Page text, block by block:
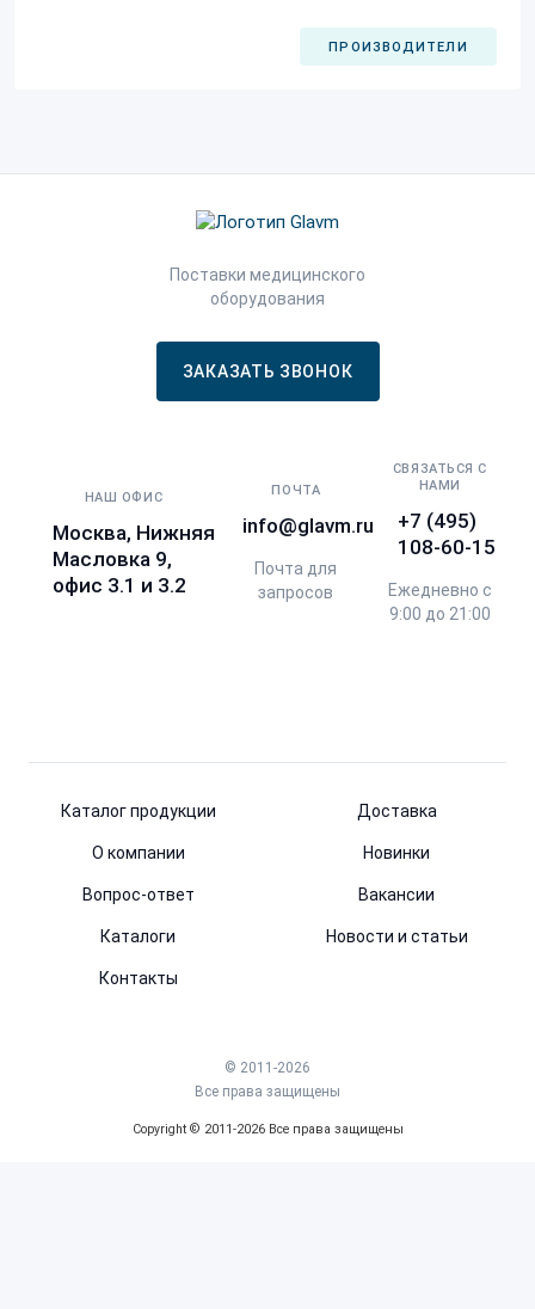
ПРОИЗВОДИТЕЛИ
Поставки медицинского
оборудования
ЗАКАЗАТЬ ЗВОНОК
НАШ ОФИС
Москва, Нижняя
Масловка 9,
офис 3.1 и 3.2
ПОЧТА
info@glavm.ru
Почта для
запросов
СВЯЗАТЬСЯ С
НАМИ
+7 (495)
108-60-15
Ежедневно с
9:00 до 21:00
Каталог продукции Доставка
О компании Новинки
Вопрос-ответ Вакансии
Каталоги Новости и статьи
Контакты
© 2011-2026
Все права защищены
Copyright © 2011-2026 Все права защищены